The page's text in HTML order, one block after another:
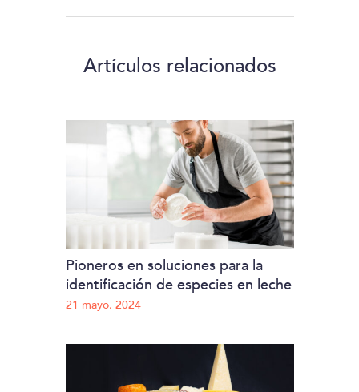
Artículos relacionados
Pioneros en soluciones para la
identificación de especies en leche
21 mayo, 2024